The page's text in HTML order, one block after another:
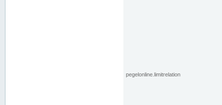
pegelonline.limitrelation